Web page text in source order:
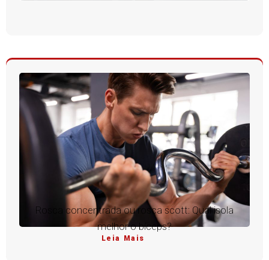
Rosca concentrada ou rosca scott: Qual isola
melhor o bíceps?
Leia Mais